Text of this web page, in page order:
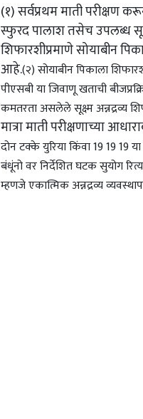
(१) सर्वप्रथम माती परीक्षण
स्फुरद पालाश तसेच उपलब्ध
शिफारशीप्रमाणे सोयाबीन
आहे.(२) सोयाबीन पिकाला
पीएसबी या जिवाणू खताची
कमतरता असलेले सूक्ष्म अन्नद्रव्य
मात्रा माती परीक्षणाच्या
दोन टक्के युरिया किंवा 19 19 19
बंधूंनो वर निर्देशित घटक सुयोग
म्हणजे एकात्मिक अन्नद्रव्य